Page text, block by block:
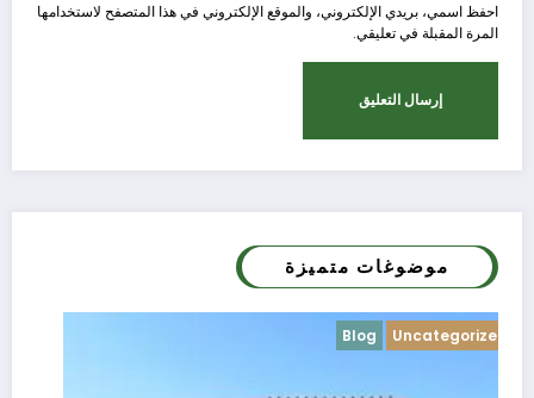
احفظ اسمي، بريدي الإلكتروني، والموقع الإلكتروني في هذا المتصفح لاستخدامها
المرة المقبلة في تعليقي.
موضوغات متميزة
Blog Uncategorized